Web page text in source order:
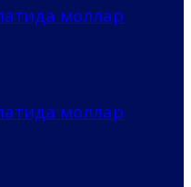
моллар
моллар